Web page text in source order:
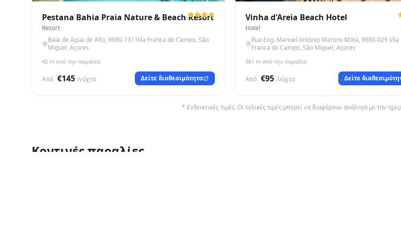
Pestana Bahia Praia Nature & Beach Resort
Resort
Baía de Água de Alto, 9680-131 Vila Franca do Campo, São
Miguel, Açores
42 m από την παραλία
Από €145 /νύχτα Δείτε διαθεσιμότητα
Vinha d'Areia Beach Hotel
Hotel
Rua Eng. Manuel António Martins Mota, 9680-029 Vila
Franca do Campo, São Miguel, Açores
361 m από την παραλία
Από €95 /νύχτα Δείτε
* Ενδεικτικές τιμές. Οι τελικές τιμές μπορεί να διαφέρουν ανάλογα με την
Κοντινές παραλίες